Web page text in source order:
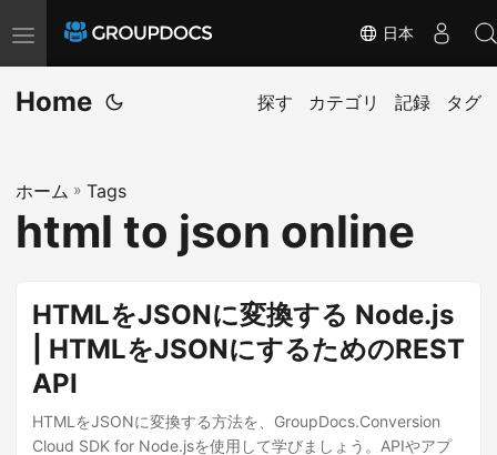
T
o
g
e
n
日本
Home 探す カテゴリ 記録 タグ
ホーム » Tags
html to json online
HTMLをJSONに変換する Node.js
| HTMLをJSONにするためのREST
API
HTMLをJSONに変換する方法を、GroupDocs.Conversion
Cloud SDK for Node.jsを使用して学びましょう。APIやアプ